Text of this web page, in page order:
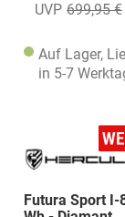
699,95 €
Auf Lager,
in 5-7
Futura Sport I-